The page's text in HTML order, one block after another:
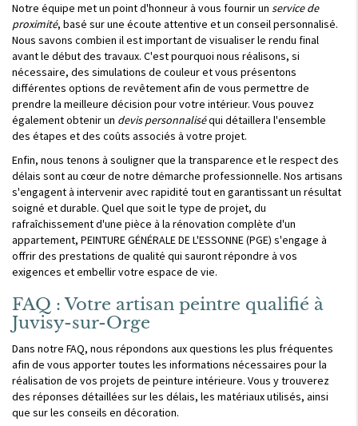
Notre équipe met un point d'honneur à vous fournir un service de
proximité, basé sur une écoute attentive et un conseil personnalisé.
Nous savons combien il est important de visualiser le rendu final
avant le début des travaux. C'est pourquoi nous réalisons, si
nécessaire, des simulations de couleur et vous présentons
différentes options de revêtement afin de vous permettre de
prendre la meilleure décision pour votre intérieur. Vous pouvez
également obtenir un devis personnaliséqui détaillera l'ensemble
des étapes et des coûts associés à votre projet.
Enfin, nous tenons à souligner que la transparence et le respect des
délais sont au cœur de notre démarche professionnelle. Nos artisans
s'engagent à intervenir avec rapidité tout en garantissant un résultat
soigné et durable. Quel que soit le type de projet, du
rafraîchissement d'une pièce à la rénovation complète d'un
appartement, PEINTURE GÉNÉRALE DE L'ESSONNE (PGE) s'engage à
offrir des prestations de qualité qui sauront répondre à vos
exigences et embellir votre espace de vie.
FAQ : Votre artisan peintre qualifié à
Juvisy-sur-Orge
Dans notre FAQ, nous répondons aux questions les plus fréquentes
afin de vous apporter toutes les informations nécessaires pour la
réalisation de vos projets de peinture intérieure. Vous y trouverez
des réponses détaillées sur les délais, les matériaux utilisés, ainsi
que sur les conseils en décoration.